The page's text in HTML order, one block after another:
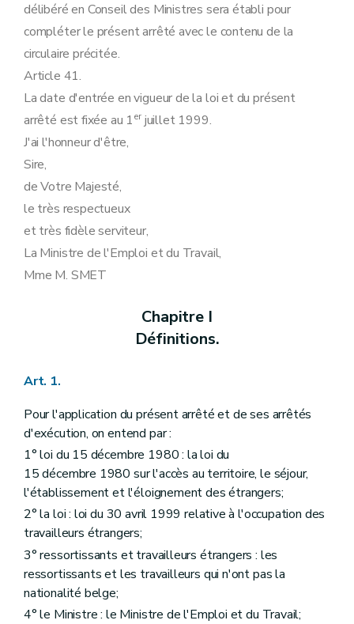
délibéré en Conseil des Ministres sera établi pour
compléter le présent arrêté avec le contenu de la
circulaire précitée.
Article 41.
La date d'entrée en vigueur de la loi et du présent
arrêté est fixée au 1erjuillet 1999.
J'ai l'honneur d'être,
Sire,
de Votre Majesté,
le très respectueux
et très fidèle serviteur,
La Ministre de l'Emploi et du Travail,
Mme M. SMET
Chapitre I
Définitions.
Art. 1.
Pour l'application du présent arrêté et de ses arrêtés
d'exécution, on entend par :
1° loi du 15 décembre 1980 : la loi du
15 décembre 1980 sur l'accès au territoire, le séjour,
l'établissement et l'éloignement des étrangers;
2° la loi : loi du 30 avril 1999 relative à l'occupation des
travailleurs étrangers;
3° ressortissants et travailleurs étrangers : les
ressortissants et les travailleurs qui n'ont pas la
nationalité belge;
4° le Ministre : le Ministre de l'Emploi et du Travail;